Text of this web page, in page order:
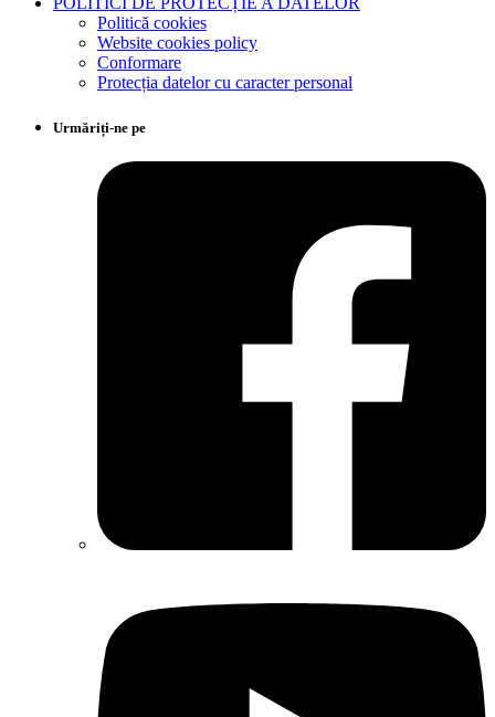
Politică cookies
Website cookies policy
Conformare
Protecția datelor cu caracter personal
Urmăriți-ne pe